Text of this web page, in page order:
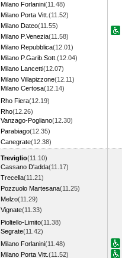
Milano Forlanini(11.48)
Milano Porta Vitt. (11.52)
Milano Dateo(11.55)
Milano P.Venezia(11.58)
Milano Repubblica(12.01)
Milano P.Garib.Sott. (12.04)
Milano Lancetti(12.07)
Milano Villapizzone(12.11)
Milano Certosa(12.14)
Rho Fiera(12.19)
Rho(12.26)
Vanzago-Pogliano(12.30)
Parabiago(12.35)
Canegrate(12.38)
Treviglio(11.10)
Cassano D'adda(11.17)
Trecella(11.21)
Pozzuolo Martesana(11.25)
Melzo(11.29)
Vignate(11.33)
Pioltello-Limito(11.38)
Segrate(11.42)
Milano Forlanini(11.48)
Milano Porta Vitt. (11.52)